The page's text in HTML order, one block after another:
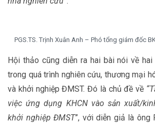
PGS.TS. Trịnh Xuân Anh – Phó tổng giám đốc
Hội thảo cũng diễn ra hai bài nói về
trong quá trình nghiên cứu, thương mại
và khởi nghiệp ĐMST. Đó là chủ đề về
việc ứng dụng KHCN vào sản xuất/
khởi nghiệp ĐMST”, với diễn giả là ông